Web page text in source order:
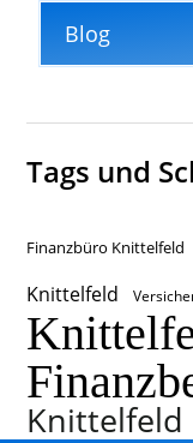
Blog
Tags und
Finanzbüro Knittelfeld
Knittelfeld
Knittelfeld